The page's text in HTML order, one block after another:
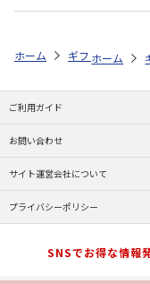
ホーム ギフト通販
ホーム
ご利用ガイド
お問い合わせ
サイト運営会社について
プライバシーポリシー
SNSでお得な情報